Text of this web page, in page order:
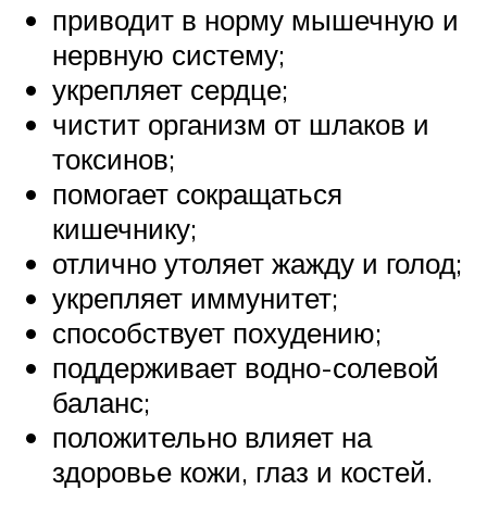
приводит в норму мышечную и
нервную систему;
укрепляет сердце;
чистит организм от шлаков и
токсинов;
помогает сокращаться
кишечнику;
отлично утоляет жажду и голод;
укрепляет иммунитет;
способствует похудению;
поддерживает водно-солевой
баланс;
положительно влияет на
здоровье кожи, глаз и костей.